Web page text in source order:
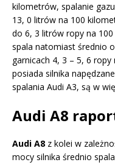
kilometrów, spalanie
13, 0 litrów na 100
do 6, 3 litrów ropy na
spala natomiast średnio
garnicach 4, 3 – 5, 6
posiada silnika
spalania Audi A3, są w
Audi A8
Audi A8 z kolei w
mocy silnika średnio